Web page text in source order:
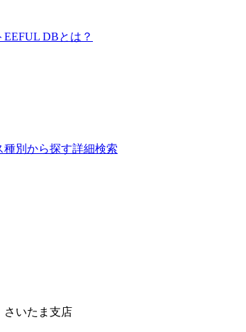
EEFUL DBとは？
種別から探す詳細検索
いたま支店